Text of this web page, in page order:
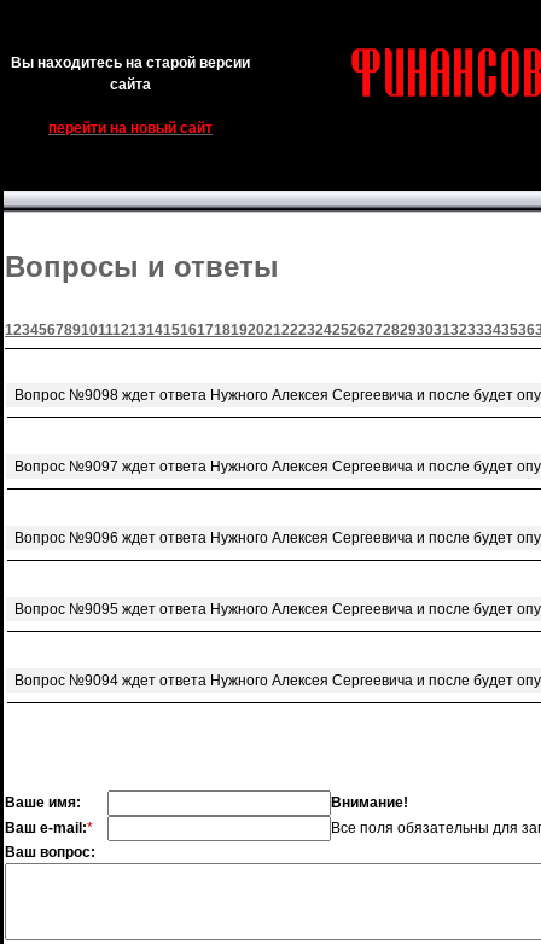
Вы находитесь на старой версии
сайта
перейти на новый сайт
Вопросы и ответы
123456789101112131415161718192021222324252627282930313233343536
Вопрос №9098 ждет ответа Нужного Алексея Сергеевича и после будет
Вопрос №9097 ждет ответа Нужного Алексея Сергеевича и после будет
Вопрос №9096 ждет ответа Нужного Алексея Сергеевича и после будет
Вопрос №9095 ждет ответа Нужного Алексея Сергеевича и после будет
Вопрос №9094 ждет ответа Нужного Алексея Сергеевича и после будет
Ваше имя:
Внимание!
Ваш e-mail:*
Все поля обязательны для
Ваш вопрос: